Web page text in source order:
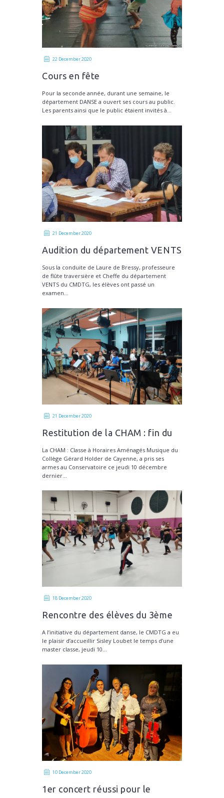
22 December 2020
Cours en fête
Pour la seconde année, durant une semaine, le
département DANSE a ouvert ses cours au public.
Les parents ainsi que le public étaient invités à...
21 December 2020
Audition du département VENTS
Sous la conduite de Laure de Bressy, professeure
de flûte traversière et Cheffe du département
VENTS du CMDTG, les élèves ont passé un
examen...
21 December 2020
Restitution de la CHAM : fin du
La CHAM : Classe à Horaires Aménagés Musique du
Collège Gérard Holder de Cayenne, a pris ses
armes au Conservatoire ce jeudi 10 décembre
dernier...
18 December 2020
Rencontre des élèves du 3ème
A l’initiative du département danse, le CMDTG a eu
le plaisir d’accueillir Sisley Loubet le temps d’une
master classe, jeudi 10...
10 December 2020
1er concert réussi pour le